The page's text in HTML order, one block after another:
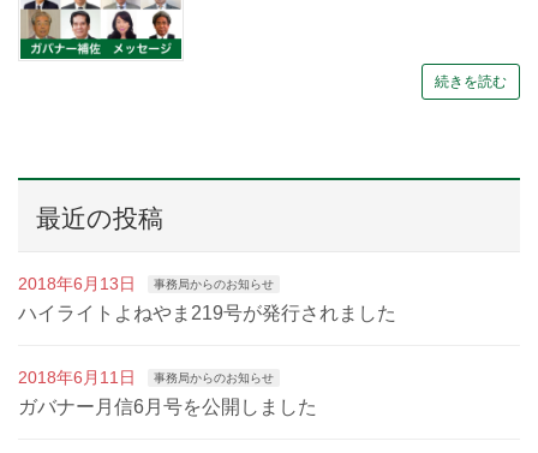
続きを読む
最近の投稿
2018年6月13日 事務局からのお知らせ
ハイライトよねやま219号が発行されました
2018年6月11日 事務局からのお知らせ
ガバナー月信6月号を公開しました